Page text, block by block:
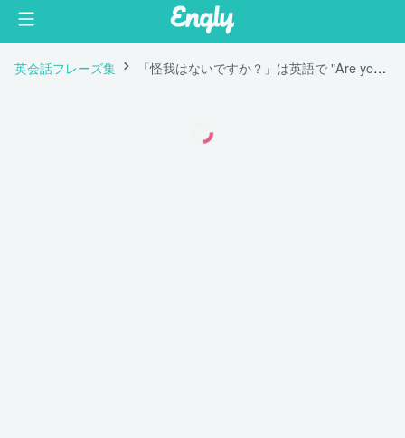
英会話フレーズ集 「怪我はないですか？」は英語で "Are you ok?"